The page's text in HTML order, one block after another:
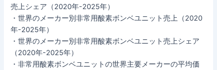
売上シェア（2020年-2025年）
・世界のメーカー別非常用酸素ボンベユニット売上（2020
年-2025年）
・世界のメーカー別非常用酸素ボンベユニット売上シェア
（2020年-2025年）
・非常用酸素ボンベユニットの世界主要メーカーの平均価